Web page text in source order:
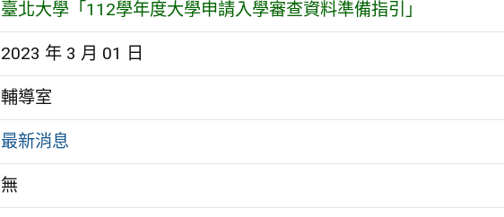
臺北大學「112學年度大學申請入學審查資料準備指引」
2023 年 3 月 01 日
輔導室
最新消息
無